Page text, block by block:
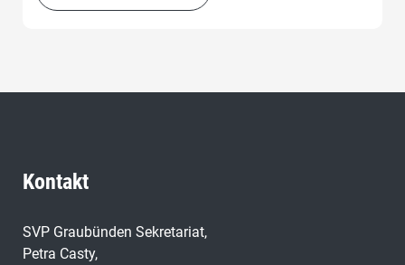
Kontakt
SVP Graubünden Sekretariat,
Petra Casty,